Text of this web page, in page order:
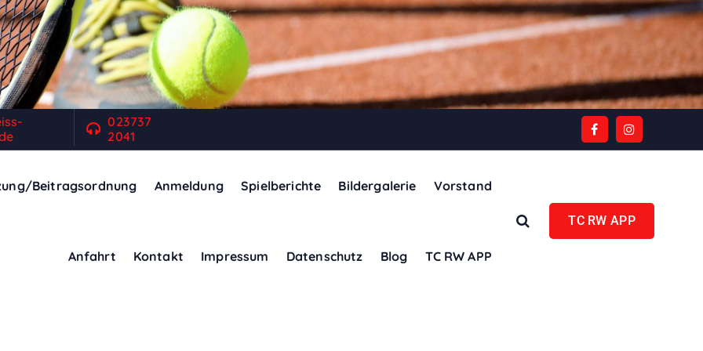
023737
2041
Beitragsordnung Anmeldung Spielberichte Bildergalerie Vorstand
Anfahrt Kontakt Impressum Datenschutz Blog TC RW APP
TC RW APP